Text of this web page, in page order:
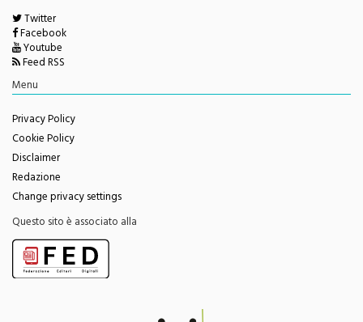
Twitter
Facebook
Youtube
Feed RSS
Menu
Privacy Policy
Cookie Policy
Disclaimer
Redazione
Change privacy settings
Questo sito è associato alla